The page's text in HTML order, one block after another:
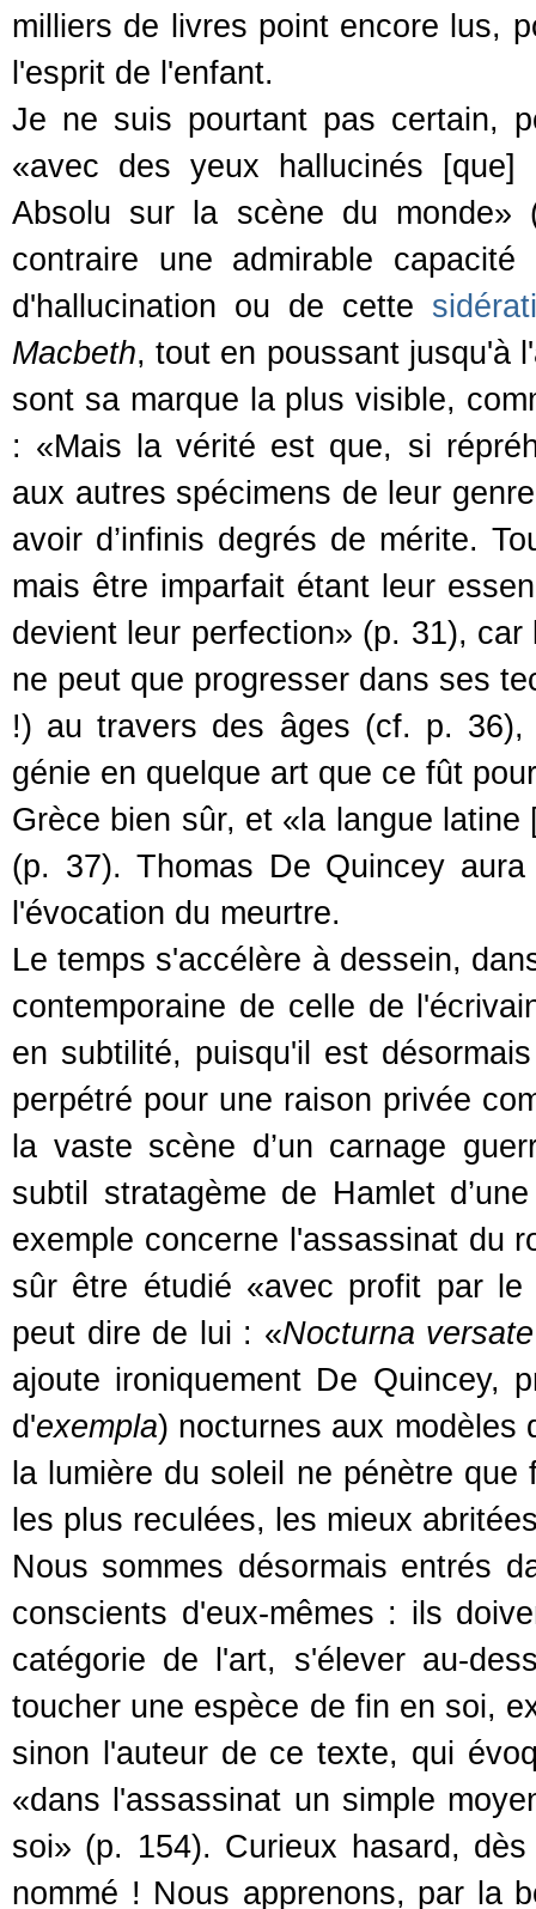
milliers de livres point encore lus,
l'esprit de l'enfant.
Je ne suis pourtant pas certain,
«avec des yeux hallucinés [que]
Absolu sur la scène du monde»
contraire une admirable
d'hallucination ou de cette
Macbeth, tout en poussant jusqu'à
sont sa marque la plus visible,
: «Mais la vérité est que, si
aux autres spécimens de leur
avoir d’infinis degrés de mérite.
mais être imparfait étant leur
devient leur perfection» (p. 31),
ne peut que progresser dans ses
!) au travers des âges (cf. p.
génie en quelque art que ce fût
Grèce bien sûr, et «la langue
(p. 37). Thomas De Quincey
l'évocation du meurtre.
Le temps s'accélère à dessein,
contemporaine de celle de
en subtilité, puisqu'il est
perpétré pour une raison privée
la vaste scène d’un carnage
subtil stratagème de Hamlet
exemple concerne l'assassinat du
sûr être étudié «avec profit par
peut dire de lui : «Nocturna
ajoute ironiquement De Quincey,
d'exempla) nocturnes aux modèles
la lumière du soleil ne pénètre
les plus reculées, les mieux
Nous sommes désormais entrés
conscients d'eux-mêmes : ils
catégorie de l'art, s'élever au-
toucher une espèce de fin en soi,
sinon l'auteur de ce texte, qui
«dans l'assassinat un simple
soi» (p. 154). Curieux hasard,
nommé ! Nous apprenons, par la